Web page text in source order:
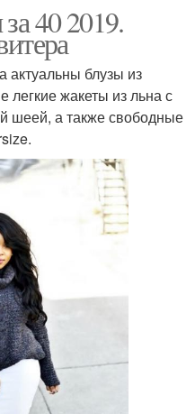
40 2019.
актуальны блузы из
легкие жакеты из льна с
шеей, а также свободные